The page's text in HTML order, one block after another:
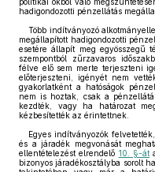
hadigondozotti pénzellátás
Több indítványozó
megállapított hadigondozotti
esetére állapít meg egyösszegű
szempontból zűrzavaros
félve elő sem merte terjeszteni
előterjeszteni, igényét nem
gyakorlatként a hatóságok
nem is hoztak, csak a
kezdték, vagy ha határozat
kézbesítették az érintettnek.
Egyes indítványozók
és a járadék megvonását
ellentételezést elrendelő 10. §-át
bizonyos járadékosztályba sorolt